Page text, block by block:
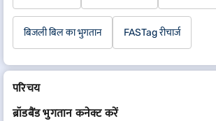
बिजली बिल का भुगतान FASTag रीचार्ज
परिचय
ब्रॉडबैंड भुगतान कनेक्ट करें